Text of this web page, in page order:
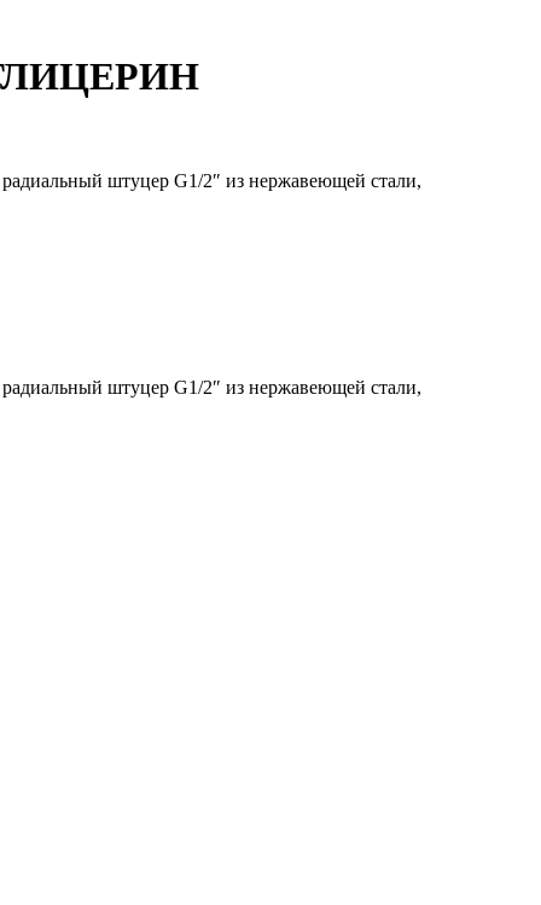
ГЛИЦЕРИН
штуцер G1/2″ из нержавеющей стали,
штуцер G1/2″ из нержавеющей стали,